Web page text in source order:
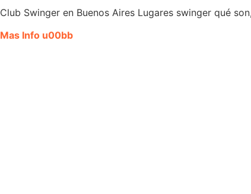
Club Swinger en Buenos Aires Lugares swinger qué
Mas Info u00bb